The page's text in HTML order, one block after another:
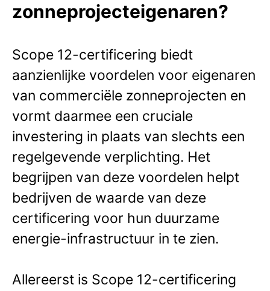
zonneprojecteigenaren?
Scope 12-certificering biedt
aanzienlijke voordelen voor eigenaren
van commerciële zonneprojecten en
vormt daarmee een cruciale
investering in plaats van slechts een
regelgevende verplichting. Het
begrijpen van deze voordelen helpt
bedrijven de waarde van deze
certificering voor hun duurzame
energie-infrastructuur in te zien.
Allereerst is Scope 12-certificering